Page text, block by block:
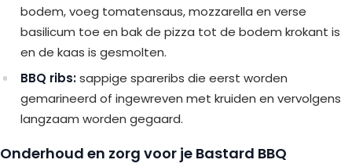
bodem, voeg tomatensaus, mozzarella en verse
basilicum toe en bak de pizza tot de bodem krokant is
en de kaas is gesmolten.
BBQ ribs:sappige spareribs die eerst worden
gemarineerd of ingewreven met kruiden en vervolgens
langzaam worden gegaard.
Onderhoud en zorg voor je Bastard BBQ